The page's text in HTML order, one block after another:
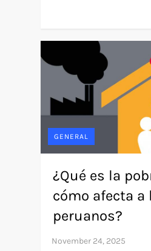
GENERAL
¿Qué es la
cómo afecta a
peruanos?